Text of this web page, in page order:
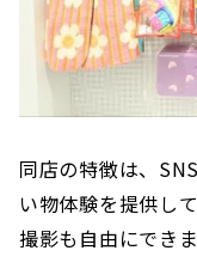
同店の特徴は、
い物体験を提供し
撮影も自由にできま